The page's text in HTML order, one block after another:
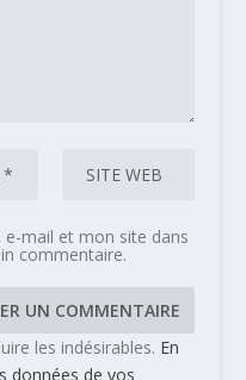
mail et mon site dans
commentaire.
les indésirables. En
données de vos